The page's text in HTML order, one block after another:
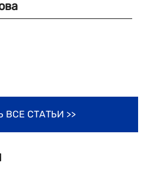
ВСЕ СТАТЬИ >>